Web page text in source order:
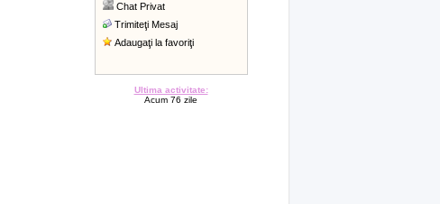
Chat Privat
Trimiteţi Mesaj
Adaugaţi la favoriţi
Ultima activitate:
Acum 76 zile